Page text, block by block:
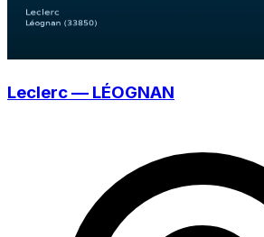
Leclerc — LÉOGNAN